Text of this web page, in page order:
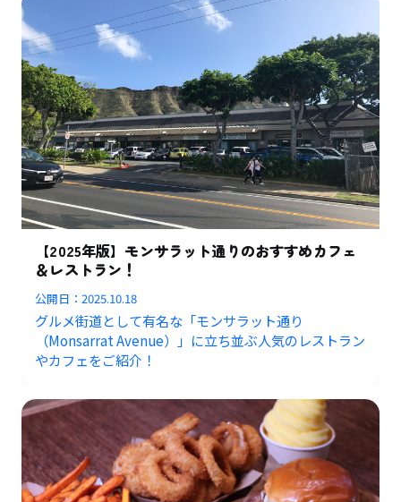
【2025年版】モンサラット通りのおすすめカフェ
＆レストラン！
公開日：2025.10.18
グルメ街道として有名な「モンサラット通り
（Monsarrat Avenue）」に立ち並ぶ人気のレストラン
やカフェをご紹介！